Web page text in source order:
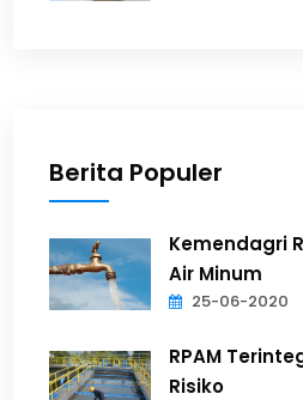
Berita Populer
Kemendagri
Air Minum
25-06-2020
RPAM
Risiko